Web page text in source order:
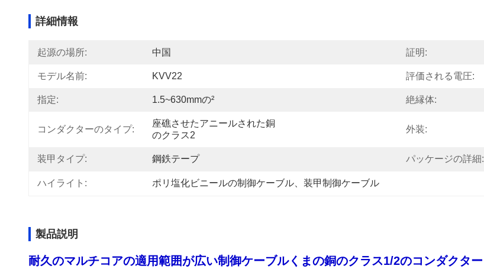
詳細情報
起源の場所: 中国 証明:
モデル名前: KVV22 評価される電圧:
指定: 1.5~630mmの² 絶縁体:
コンダクターのタイプ:
座礁させたアニールされた銅
のクラス2
外装:
装甲タイプ: 鋼鉄テープ パッケージの詳細:
ハイライト: ポリ塩化ビニールの制御ケーブル、装甲制御ケーブル
製品説明
耐久のマルチコアの適用範囲が広い制御ケーブルくまの銅のクラス1/2のコンダクター